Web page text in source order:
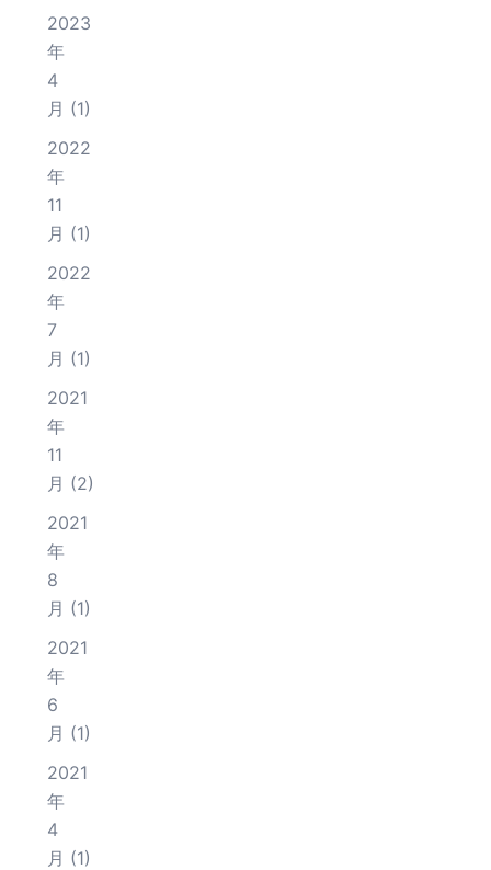
2023
年
4
月 (1)
2022
年
11
月 (1)
2022
年
7
月 (1)
2021
年
11
月 (2)
2021
年
8
月 (1)
2021
年
6
月 (1)
2021
年
4
月 (1)